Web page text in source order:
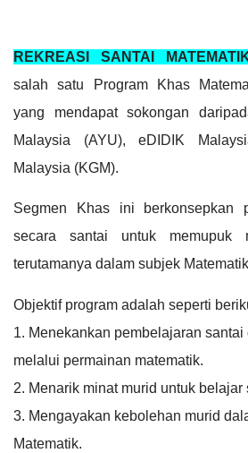
REKREASI SANTAI
salah satu Program Khas
yang mendapat sokongan
Malaysia (AYU), eDIDIK
Malaysia (KGM).
Segmen Khas ini berkonsepkan
secara santai untuk memupuk
terutamanya dalam subjek
Objektif program adalah seperti
1. Menekankan pembelajaran
melalui permainan matematik.
2. Menarik minat murid untuk belajar
3. Mengayakan kebolehan murid
Matematik.